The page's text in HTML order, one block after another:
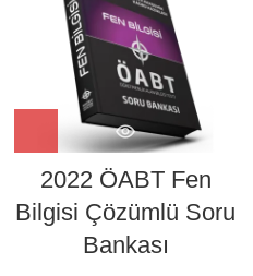
2022 ÖABT Fen
Bilgisi Çözümlü Soru
Bankası